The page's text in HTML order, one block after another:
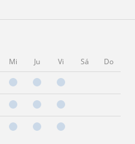
Mi Ju Vi Sá Do